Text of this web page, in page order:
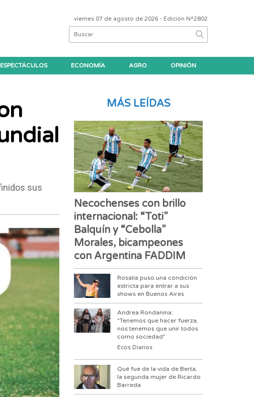
viernes 07 de agosto de 2026 - Edición Nº2802
ESPECTÁCULOS ECONOMÍA AGRO OPINIÓN
sus
MÁS LEÍDAS
Necochenses con brillo
internacional: “Toti”
Balquín y “Cebolla”
Morales, bicampeones
con Argentina FADDIM
Rosalía puso una condición
estricta para entrar a sus
shows en Buenos Aires
Andrea Rondanina:
"Tenemos que hacer fuerza,
nos tenemos que unir todos
como sociedad"
Ecos Diarios
Qué fue de la vida de Berta,
la segunda mujer de Ricardo
Barreda